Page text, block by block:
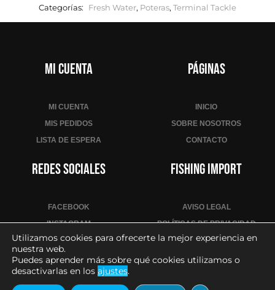
Categorías:
Fresh Water, Poteras, Terminal Tackle
Mi cuenta
MI CUENTA
MIS PEDIDOS
LISTA DE ESPERA
Páginas
INICIO
SOBRE NOSOTROS
CONTACTO
Redes sociales
FACEBOOK
INSTAGRAM
YOUTUBE
Fishing Import
AVISO LEGAL
POLÍTICAS DE PRIVACIDAD
POLÍTICA DE COOKIES
CONDICIONES DE VENTA
Utilizamos cookies para ofrecerte la mejor experiencia en
nuestra web.
Puedes aprender más sobre qué cookies utilizamos o
desactivarlas en los ajustes.